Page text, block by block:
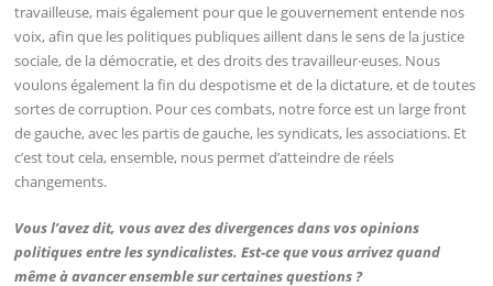
travailleuse, mais également pour que le gouvernement entende nos
voix, afin que les politiques publiques aillent dans le sens de la justice
sociale, de la démocratie, et des droits des travailleur·euses. Nous
voulons également la fin du despotisme et de la dictature, et de toutes
sortes de corruption. Pour ces combats, notre force est un large front
de gauche, avec les partis de gauche, les syndicats, les associations. Et
c’est tout cela, ensemble, nous permet d’atteindre de réels
changements.
Vous l’avez dit, vous avez des divergences dans vos opinions
politiques entre les syndicalistes. Est-ce que vous arrivez quand
même à avancer ensemble sur certaines questions ?